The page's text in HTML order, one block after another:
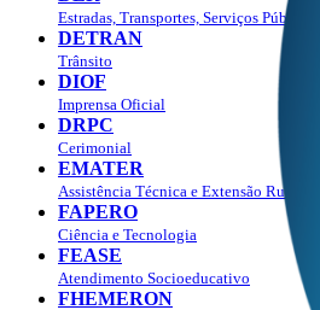
Estradas, Transportes, Serviços Públicos
DETRAN
Trânsito
DIOF
Imprensa Oficial
DRPC
Cerimonial
EMATER
Assistência Técnica e Extensão Rural
FAPERO
Ciência e Tecnologia
FEASE
Atendimento Socioeducativo
FHEMERON